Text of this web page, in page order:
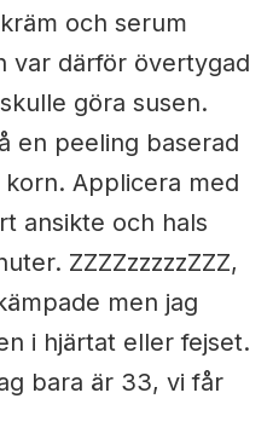
och serum
var därför övertygad
göra susen.
en peeling baserad
Applicera med
ansikte och hals
ZZZZzzzzzZZZ,
men jag
i hjärtat eller fejset.
bara är 33, vi får